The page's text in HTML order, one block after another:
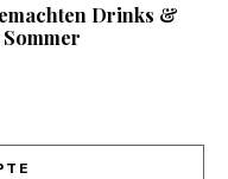
Drinks &